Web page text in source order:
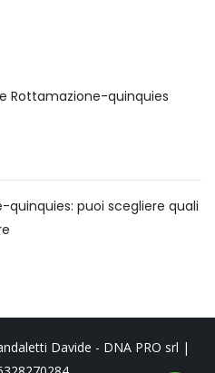
Rottamazione-quinquies
quinquies: puoi scegliere quali
Davide - DNA PRO srl |